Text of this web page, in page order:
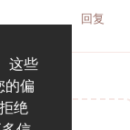
这些
的偏
绝
回复